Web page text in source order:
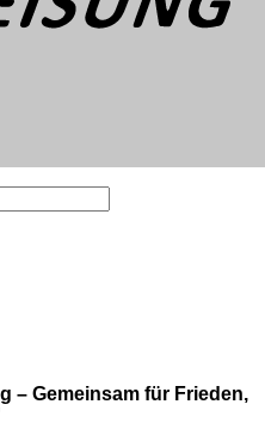
– Gemeinsam für Frieden,